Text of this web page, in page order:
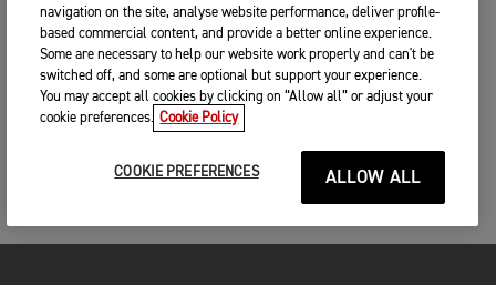
navigation on the site, analyse website performance, deliver profile-
based commercial content, and provide a better online experience.
Some are necessary to help our website work properly and can't be
switched off, and some are optional but support your experience.
You may accept all cookies by clicking on “Allow all” or adjust your
cookie preferences. Cookie Policy
COOKIE PREFERENCES ALLOW ALL